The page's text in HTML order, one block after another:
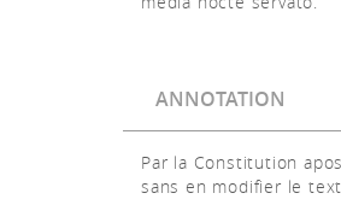
ANNOTATION
Par la Constitution
sans en modifier le